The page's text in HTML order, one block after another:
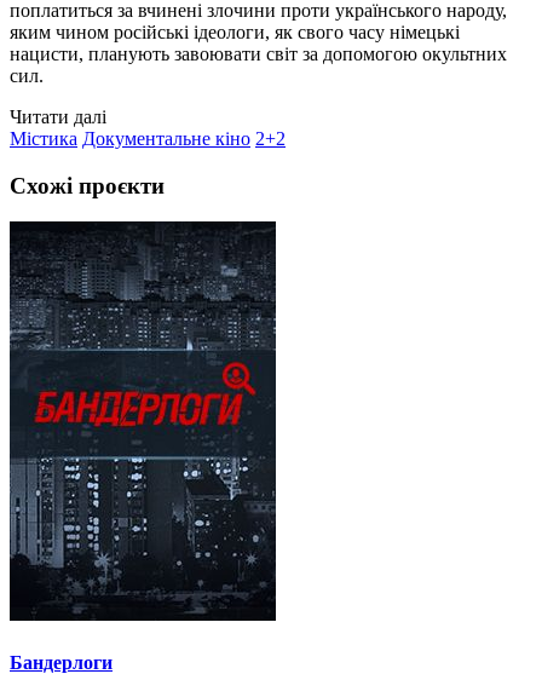
поплатиться за вчинені злочини проти українського народу,
яким чином російські ідеологи, як свого часу німецькі
нацисти, планують завоювати світ за допомогою окультних
сил.
Читати далі
Містика Документальне кіно 2+2
Схожі проєкти
Бандерлоги